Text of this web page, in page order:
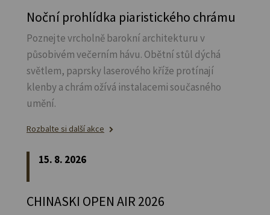
Noční prohlídka piaristického chrámu
Poznejte vrcholně barokní architekturu v
působivém večerním hávu. Obětní stůl dýchá
světlem, paprsky laserového kříže protínají
klenby a chrám ožívá instalacemi současného
umění.
Rozbalte si další akce
15. 8. 2026
CHINASKI OPEN AIR 2026